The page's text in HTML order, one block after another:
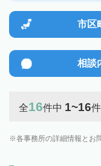
市区
相談
全16件中 1~16
各事務所の詳細情報とお